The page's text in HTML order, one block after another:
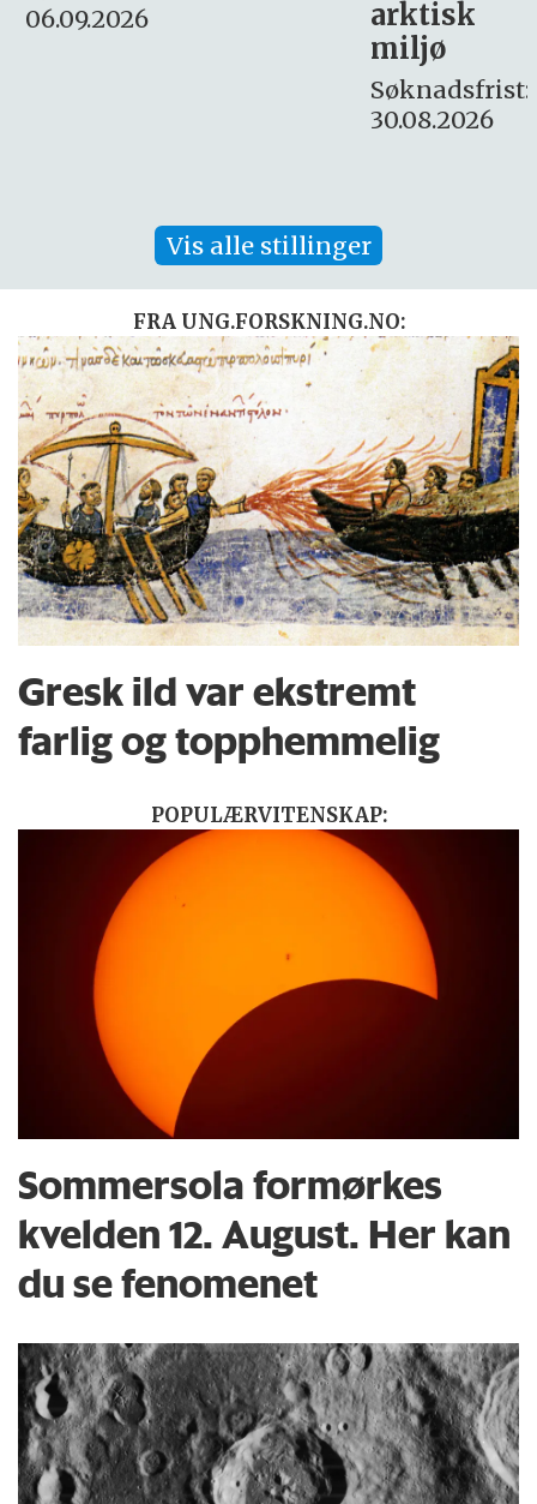
Søknadsfrist:
16. august.
Vis alle stillinger
FRA UNG.FORSKNING.NO:
Gresk ild var ekstremt
farlig og topphemmelig
POPULÆRVITENSKAP:
Sommersola formørkes
kvelden 12. August. Her kan
du se fenomenet